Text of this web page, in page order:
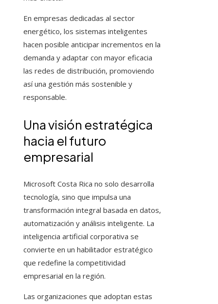
En empresas dedicadas al sector
energético, los sistemas inteligentes
hacen posible anticipar incrementos en la
demanda y adaptar con mayor eficacia
las redes de distribución, promoviendo
así una gestión más sostenible y
responsable.
Una visión estratégica
hacia el futuro
empresarial
Microsoft Costa Rica no solo desarrolla
tecnología, sino que impulsa una
transformación integral basada en datos,
automatización y análisis inteligente. La
inteligencia artificial corporativa se
convierte en un habilitador estratégico
que redefine la competitividad
empresarial en la región.
Las organizaciones que adoptan estas